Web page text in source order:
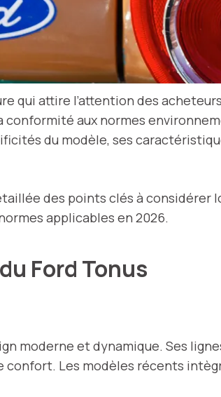
qui attire l’attention des
aux normes
du modèle, ses
des points clés à considérer
applicables en 2026.
Ford Tonus
moderne et dynamique. Ses
Les modèles récents